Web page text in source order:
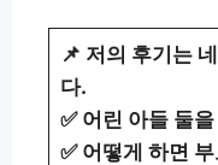
📌 저의 후기는
다.
✅ 어린 아들 둘
✅ 어떻게 하면